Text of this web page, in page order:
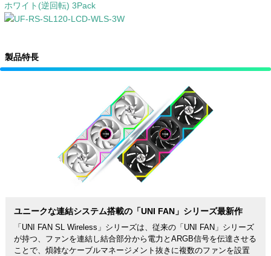
ホワイト(逆回転) 3Pack
製品特長
ユニークな連結システム搭載の「UNI FAN」シリーズ最新作
「UNI FAN SL Wireless」シリーズは、従来の「UNI FAN」シリーズ
が持つ、ファンを連結し結合部分から電力とARGB信号を伝達させる
ことで、煩雑なケーブルマネージメント抜きに複数のファンを設置